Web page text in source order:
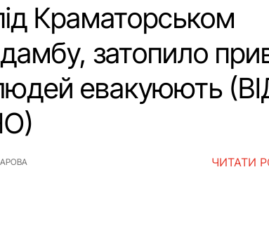
Краматорськом
затопило
евакуюють
ЧИТАТИ